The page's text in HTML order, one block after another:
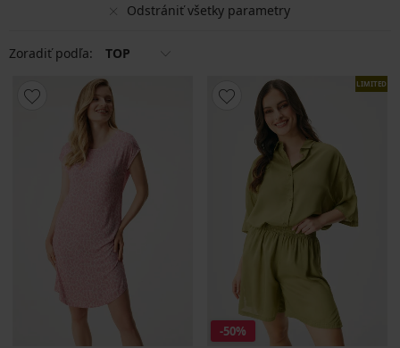
Odstrániť všetky parametry
Zoradiť podľa: TOP
LIMITED
-50%